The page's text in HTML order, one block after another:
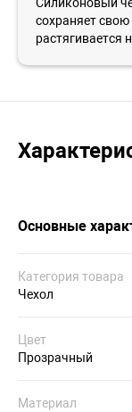
сохраняет
растягивается
Основные
Категория товара
Чехол
Цвет
Прозрачный
Материал